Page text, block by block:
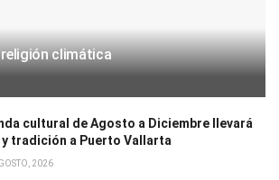
religión climática
cultural de Agosto a Diciembre llevará
tradición a Puerto Vallarta
2026